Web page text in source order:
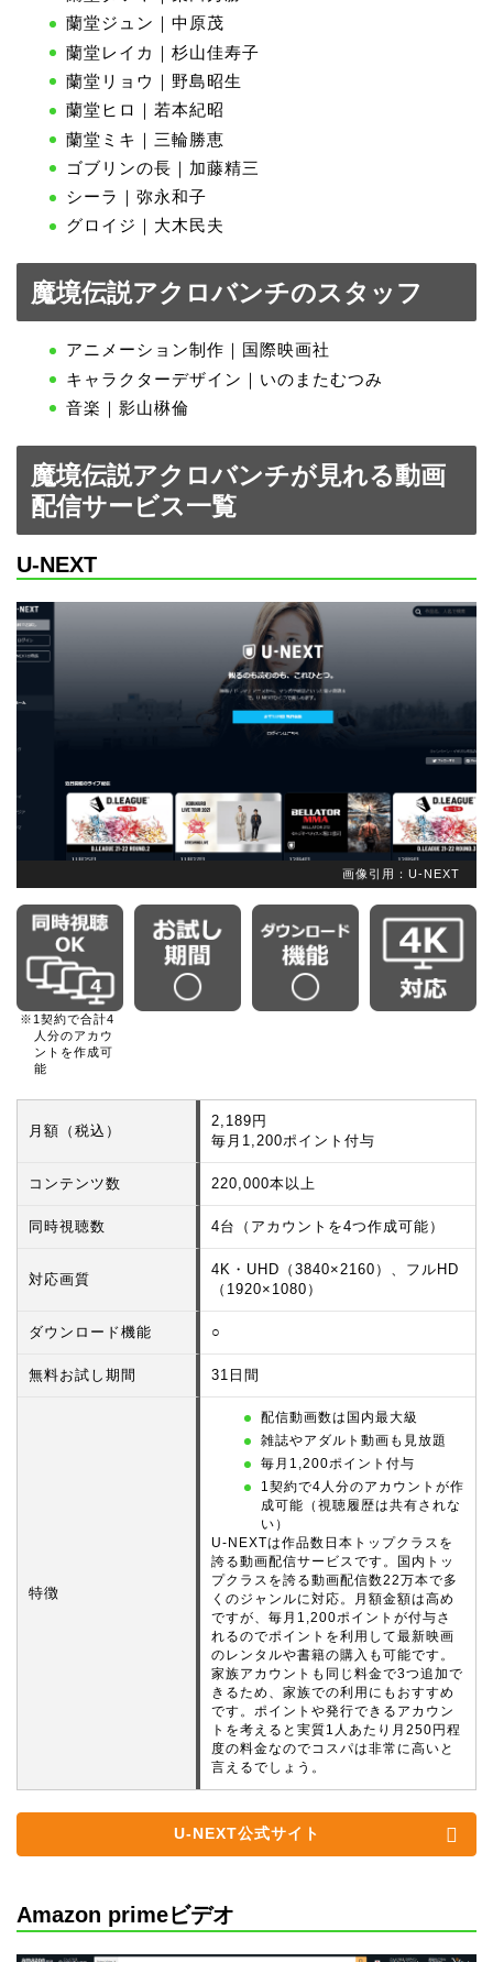
蘭堂ジュン｜中原茂
蘭堂レイカ｜杉山佳寿子
蘭堂リョウ｜野島昭生
蘭堂ヒロ｜若本紀昭
蘭堂ミキ｜三輪勝恵
ゴブリンの長｜加藤精三
シーラ｜弥永和子
グロイジ｜大木民夫
魔境伝説アクロバンチのスタッフ
アニメーション制作｜国際映画社
キャラクターデザイン｜いのまたむつみ
音楽｜影山楙倫
魔境伝説アクロバンチが見れる動画
配信サービス一覧
U-NEXT
画像引用：U-NEXT
※1契約で合計4
人分のアカウ
ントを作成可
能
月額（税込）
2,189円
毎月1,200ポイント付与
コンテンツ数 220,000本以上
同時視聴数 4台（アカウントを4つ作成可能）
対応画質
4K・UHD（3840×2160）、フルHD
（1920×1080）
ダウンロード機能 ○
無料お試し期間 31日間
特徴
配信動画数は国内最大級
雑誌やアダルト動画も見放題
毎月1,200ポイント付与
1契約で4人分のアカウントが作
成可能（視聴履歴は共有されな
い）
U-NEXTは作品数日本トップクラスを
誇る動画配信サービスです。国内トッ
プクラスを誇る動画配信数22万本で多
くのジャンルに対応。月額金額は高め
ですが、毎月1,200ポイントが付与さ
れるのでポイントを利用して最新映画
のレンタルや書籍の購入も可能です。
家族アカウントも同じ料金で3つ追加で
きるため、家族での利用にもおすすめ
です。ポイントや発行できるアカウン
トを考えると実質1人あたり月250円程
度の料金なのでコスパは非常に高いと
言えるでしょう。
U-NEXT公式サイト
Amazon primeビデオ